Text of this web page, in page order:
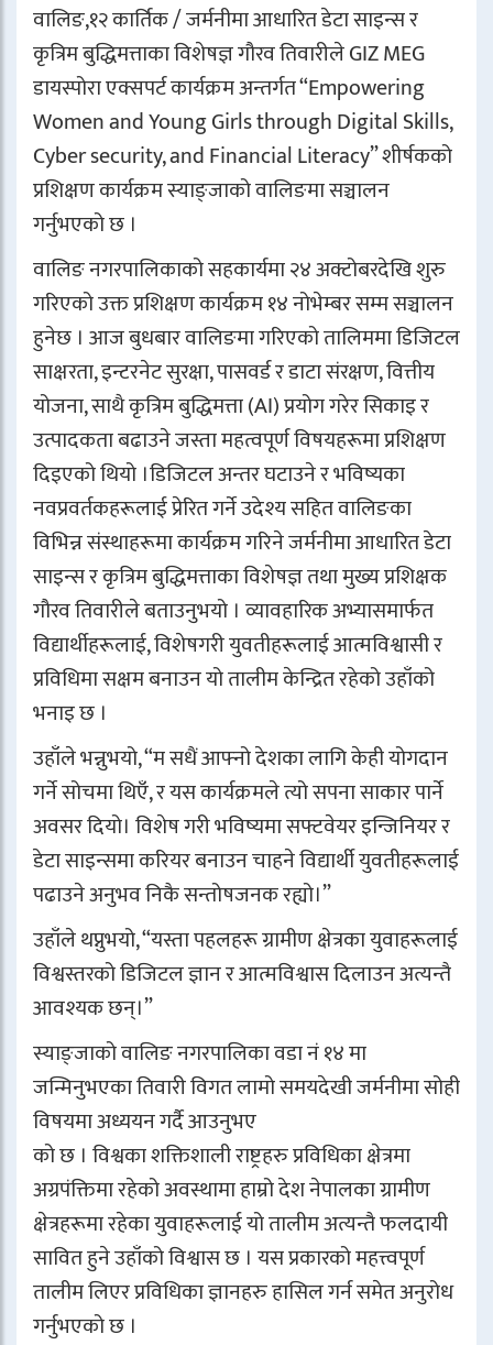
वालिङ,१२ कार्तिक / जर्मनीमा आधारित डेटा साइन्स र
कृत्रिम बुद्धिमत्ताका विशेषज्ञ गौरव तिवारीले GIZ MEG
डायस्पोरा एक्सपर्ट कार्यक्रम अन्तर्गत “Empowering
Women and Young Girls through Digital Skills,
Cyber security, and Financial Literacy” शीर्षकको
प्रशिक्षण कार्यक्रम स्याङ्जाको वालिङमा सञ्चालन
गर्नुभएको छ ।
वालिङ नगरपालिकाको सहकार्यमा २४ अक्टोबरदेखि शुरु
गरिएको उक्त प्रशिक्षण कार्यक्रम १४ नोभेम्बर सम्म सञ्चालन
हुनेछ । आज बुधबार वालिङमा गरिएको तालिममा डिजिटल
साक्षरता, इन्टरनेट सुरक्षा, पासवर्ड र डाटा संरक्षण, वित्तीय
योजना, साथै कृत्रिम बुद्धिमत्ता (AI) प्रयोग गरेर सिकाइ र
उत्पादकता बढाउने जस्ता महत्वपूर्ण विषयहरूमा प्रशिक्षण
दिइएको थियो ।डिजिटल अन्तर घटाउने र भविष्यका
नवप्रवर्तकहरूलाई प्रेरित गर्ने उदेश्य सहित वालिङका
विभिन्न संस्थाहरूमा कार्यक्रम गरिने जर्मनीमा आधारित डेटा
साइन्स र कृत्रिम बुद्धिमत्ताका विशेषज्ञ तथा मुख्य प्रशिक्षक
गौरव तिवारीले बताउनुभयो । व्यावहारिक अभ्यासमार्फत
विद्यार्थीहरूलाई, विशेषगरी युवतीहरूलाई आत्मविश्वासी र
प्रविधिमा सक्षम बनाउन यो तालीम केन्द्रित रहेको उहाँको
भनाइ छ ।
उहाँले भन्नुभयो, “म सधैं आफ्नो देशका लागि केही योगदान
गर्ने सोचमा थिएँ, र यस कार्यक्रमले त्यो सपना साकार पार्ने
अवसर दियो। विशेष गरी भविष्यमा सफ्टवेयर इन्जिनियर र
डेटा साइन्समा करियर बनाउन चाहने विद्यार्थी युवतीहरूलाई
पढाउने अनुभव निकै सन्तोषजनक रह्यो।”
उहाँले थप्नुभयो, “यस्ता पहलहरू ग्रामीण क्षेत्रका युवाहरूलाई
विश्वस्तरको डिजिटल ज्ञान र आत्मविश्वास दिलाउन अत्यन्तै
आवश्यक छन्।”
स्याङ्जाको वालिङ नगरपालिका वडा नं १४ मा
जन्मिनुभएका तिवारी विगत लामो समयदेखी जर्मनीमा सोही
विषयमा अध्ययन गर्दै आउनुभए
को छ । विश्वका शक्तिशाली राष्ट्रहरु प्रविधिका क्षेत्रमा
अग्रपंक्तिमा रहेको अवस्थामा हाम्रो देश नेपालका ग्रामीण
क्षेत्रहरूमा रहेका युवाहरूलाई यो तालीम अत्यन्तै फलदायी
सावित हुने उहाँको विश्वास छ । यस प्रकारको महत्त्वपूर्ण
तालीम लिएर प्रविधिका ज्ञानहरु हासिल गर्न समेत अनुरोध
गर्नुभएको छ ।